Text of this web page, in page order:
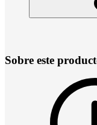
Sobre este